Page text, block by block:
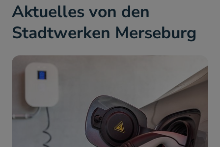
Aktuelles von den
Stadtwerken Merseburg